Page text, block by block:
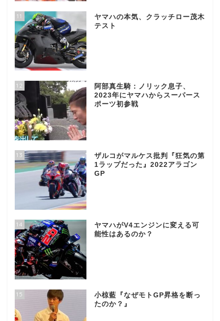
11
ヤマハの本気、クラッチロー茂木
テスト
12
阿部真生騎：ノリック息子、
2023年にヤマハからスーパース
ポーツ初参戦
13
ザルコがマルケス批判『狂気の第
1ラップだった』2022アラゴン
GP
14
ヤマハがV4エンジンに変える可
能性はあるのか？
15
小椋藍『なぜモトGP昇格を断っ
たのか？』